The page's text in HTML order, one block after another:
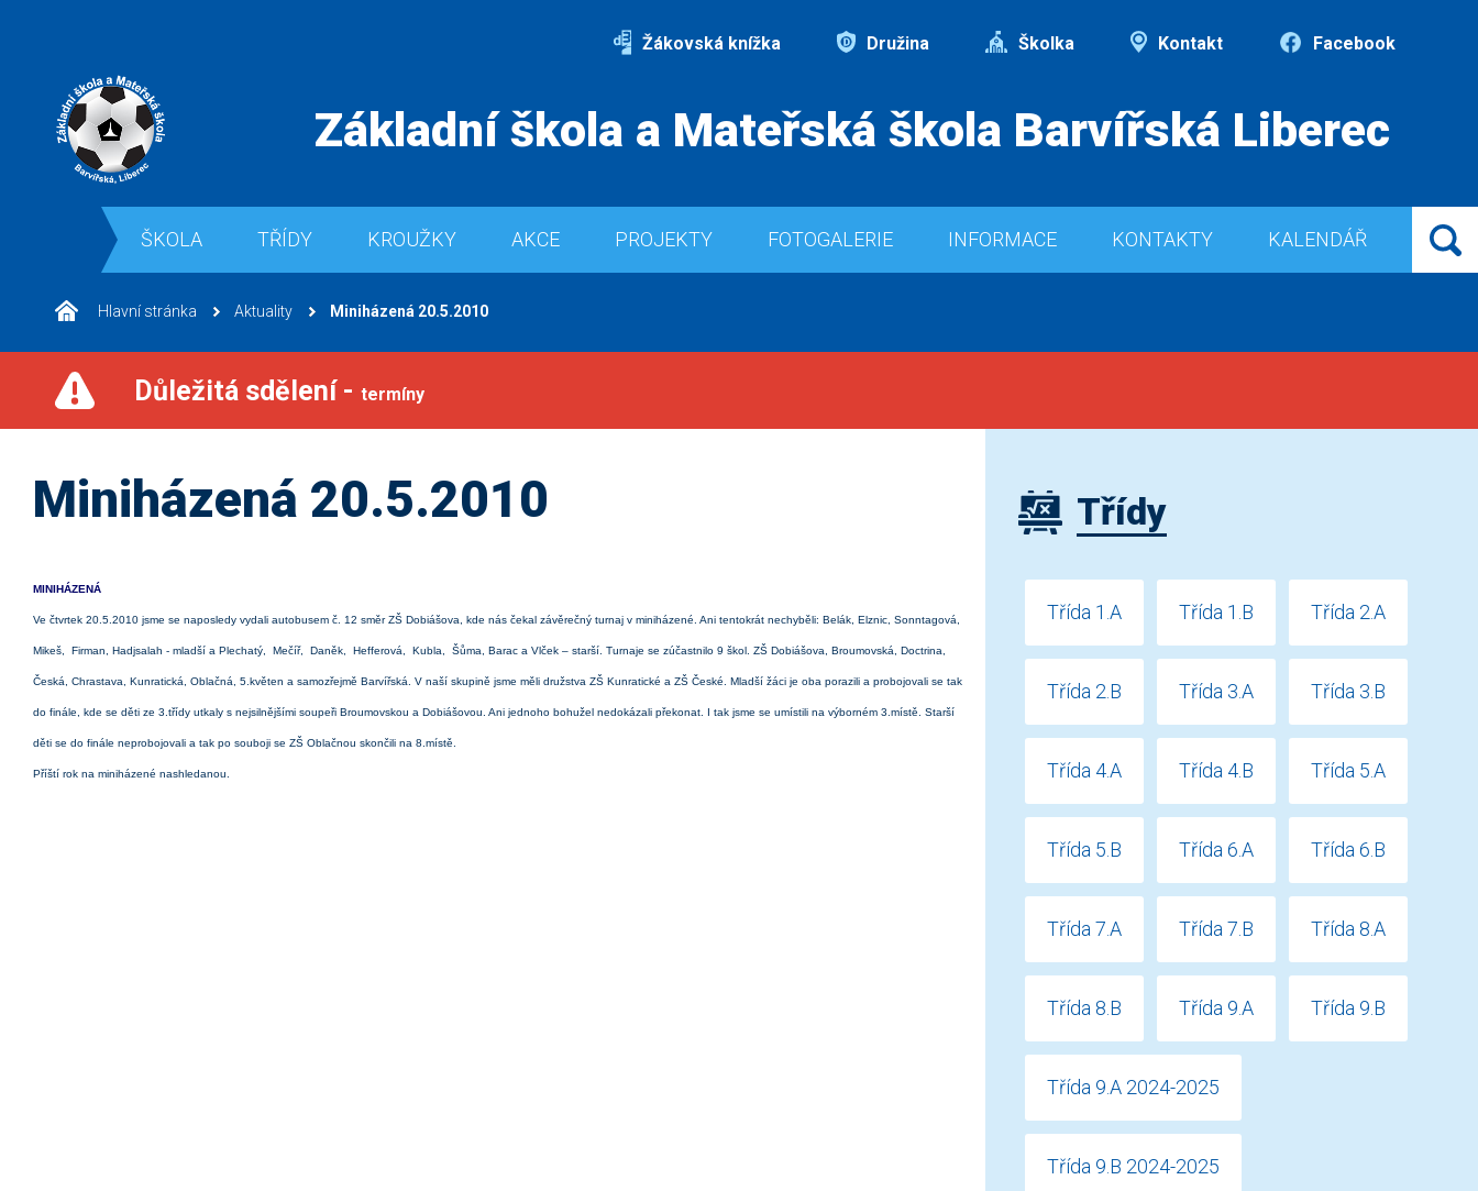
Žákovská knížka Družina Školka Kontakt Facebook
Základní škola a Mateřská škola Barvířská Liberec
ŠKOLA TŘÍDY KROUŽKY AKCE PROJEKTY FOTOGALERIE INFORMACE KONTAKTY KALENDÁŘ
Hlavní stránka Aktuality Miniházená 20.5.2010
Důležitá sdělení - termíny
Miniházená 20.5.2010
MINIHÁZENÁ
Ve čtvrtek 20.5.2010 jsme se naposledy vydali autobusem č. 12 směr ZŠ Dobiášova, kde nás čekal závěrečný turnaj v miniházené. Ani tentokrát nechyběli: Belák, Elznic, Sonntagová,
Mikeš, Firman, Hadjsalah - mladší a Plechatý, Mečíř, Daněk, Hefferová, Kubla, Šůma, Barac a Vlček – starší. Turnaje se zúčastnilo 9 škol. ZŠ Dobiášova, Broumovská, Doctrina,
Česká, Chrastava, Kunratická, Oblačná, 5.květen a samozřejmě Barvířská. V naší skupině jsme měli družstva ZŠ Kunratické a ZŠ České. Mladší žáci je oba porazili a probojovali se tak
do finále, kde se děti ze 3.třídy utkaly s nejsilnějšími soupeři Broumovskou a Dobiášovou. Ani jednoho bohužel nedokázali překonat. I tak jsme se umístili na výborném 3.místě. Starší
děti se do finále neprobojovali a tak po souboji se ZŠ Oblačnou skončili na 8.místě.
Příští rok na miniházené nashledanou.
Třídy
Třída 1.A Třída 1.B Třída 2.A
Třída 2.B Třída 3.A Třída 3.B
Třída 4.A Třída 4.B Třída 5.A
Třída 5.B Třída 6.A Třída 6.B
Třída 7.A Třída 7.B Třída 8.A
Třída 8.B Třída 9.A Třída 9.B
Třída 9.A 2024-2025
Třída 9.B 2024-2025